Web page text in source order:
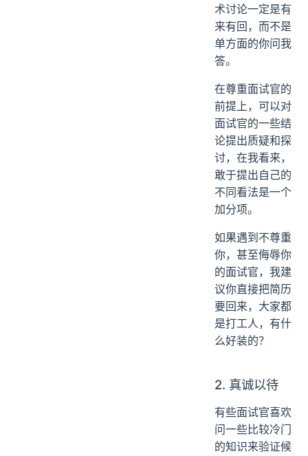
术讨论一定是有
来有回，而不是
单方面的你问我
答。
在尊重面试官的
前提上，可以对
面试官的一些结
论提出质疑和探
讨，在我看来，
敢于提出自己的
不同看法是一个
加分项。
如果遇到不尊重
你，甚至侮辱你
的面试官，我建
议你直接把简历
要回来，大家都
是打工人，有什
么好装的？
2. 真诚以待
有些面试官喜欢
问一些比较冷门
的知识来验证候